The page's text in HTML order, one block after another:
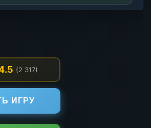
(2 317)
ИГРУ